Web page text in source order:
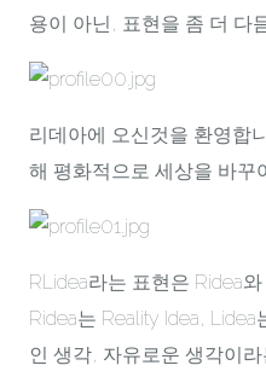
용이 아닌, 표현을 좀 더 다
리데아에 오신것을 환영합
해 평화적으로 세상을 바꾸
RLidea라는 표현은 Ridea
Ridea는 Reality Idea,
인 생각, 자유로운 생각이